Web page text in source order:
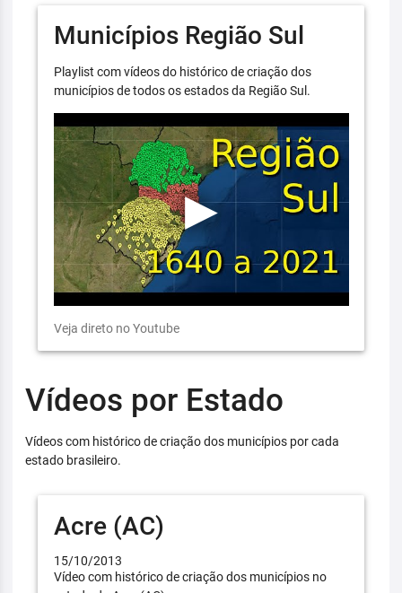
Municípios Região Sul
Playlist com vídeos do histórico de criação dos
municípios de todos os estados da Região Sul.
Veja direto no Youtube
Vídeos por Estado
Vídeos com histórico de criação dos municípios por cada
estado brasileiro.
Acre (AC)
15/10/2013
Vídeo com histórico de criação dos municípios no